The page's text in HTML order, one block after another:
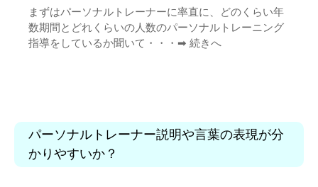
まずはパーソナルトレーナーに率直に、どのくらい年
数期間とどれくらいの人数のパーソナルトレーニング
指導をしているか聞いて・・・➡︎ 続きへ
パーソナルトレーナー説明や言葉の表現が分
かりやすいか？